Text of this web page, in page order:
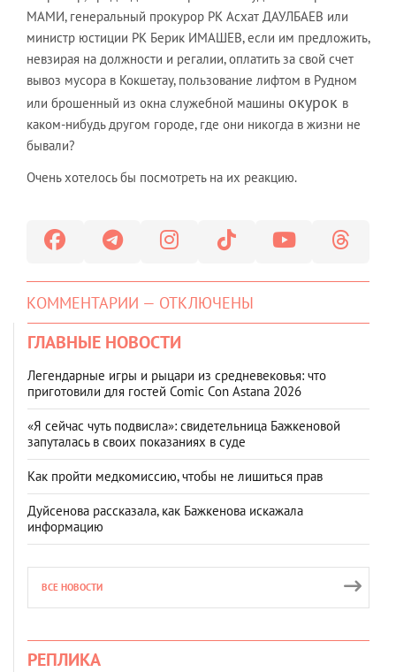
МАМИ, генеральный прокурор РК Асхат ДАУЛБАЕВ или
министр юстиции РК Берик ИМАШЕВ, если им предложить,
невзирая на должности и регалии, оплатить за свой счет
вывоз мусора в Кокшетау, пользование лифтом в Рудном
или брошенный из окна служебной машины окурок в
каком-нибудь другом городе, где они никогда в жизни не
бывали?
Очень хотелось бы посмотреть на их реакцию.
КОММЕНТАРИИ — ОТКЛЮЧЕНЫ
ГЛАВНЫЕ НОВОСТИ
Легендарные игры и рыцари из средневековья: что
приготовили для гостей Comic Con Astana 2026
«Я сейчас чуть подвисла»: свидетельница Бажкеновой
запуталась в своих показаниях в суде
Как пройти медкомиссию, чтобы не лишиться прав
Дуйсенова рассказала, как Бажкенова искажала
информацию
ВСЕ НОВОСТИ
РЕПЛИКА